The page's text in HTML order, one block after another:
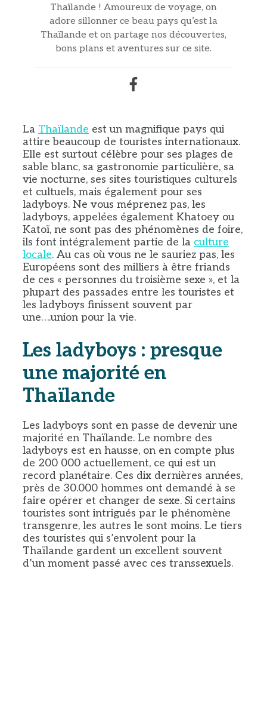
Thaïlande ! Amoureux de voyage, on
adore sillonner ce beau pays qu’est la
Thaïlande et on partage nos découvertes,
bons plans et aventures sur ce site.
La Thaïlande est un magnifique pays qui
attire beaucoup de touristes internationaux.
Elle est surtout célèbre pour ses plages de
sable blanc, sa gastronomie particulière, sa
vie nocturne, ses sites touristiques culturels
et cultuels, mais également pour ses
ladyboys. Ne vous méprenez pas, les
ladyboys, appelées également Khatoey ou
Katoï, ne sont pas des phénomènes de foire,
ils font intégralement partie de la culture
locale. Au cas où vous ne le sauriez pas, les
Européens sont des milliers à être friands
de ces « personnes du troisième sexe », et la
plupart des passades entre les touristes et
les ladyboys finissent souvent par
une….union pour la vie.
Les ladyboys : presque
une majorité en
Thaïlande
Les ladyboys sont en passe de devenir une
majorité en Thaïlande. Le nombre des
ladyboys est en hausse, on en compte plus
de 200 000 actuellement, ce qui est un
record planétaire. Ces dix dernières années,
près de 30.000 hommes ont demandé à se
faire opérer et changer de sexe. Si certains
touristes sont intrigués par le phénomène
transgenre, les autres le sont moins. Le tiers
des touristes qui s’envolent pour la
Thaïlande gardent un excellent souvent
d’un moment passé avec ces transsexuels.